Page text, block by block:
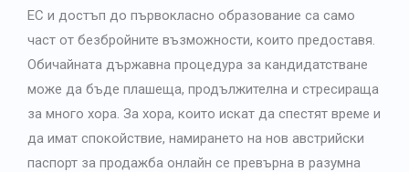
ЕС и достъп до първокласно образование са само
част от безбройните възможности, които предоставя.
Обичайната държавна процедура за кандидатстване
може да бъде плашеща, продължителна и стресираща
за много хора. За хора, които искат да спестят време и
да имат спокойствие, намирането на нов австрийски
паспорт за продажба онлайн се превърна в разумна